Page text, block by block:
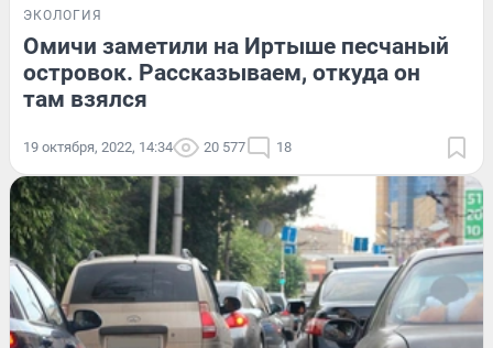
ЭКОЛОГИЯ
Омичи заметили на Иртыше песчаный
островок. Рассказываем, откуда он
там взялся
19 октября, 2022, 14:34 20 577 18